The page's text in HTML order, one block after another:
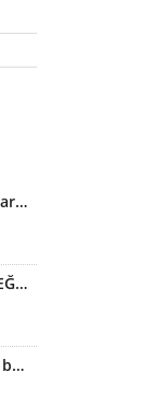
Antalya Aksu çamköyde kiralık tarla ve depolar için bizi arayabilirsiniz
TÜRKİYE GENELİ ARSALARINIZ DEĞERİNDE ALINIR SATILIR TAKAS EDİLİR ARAYIN YARDIMCI OLALIM
Antalya merkez ilçelerinde aksu başta diğer ilçelerde satılık imarlı müstail tapulu arsa